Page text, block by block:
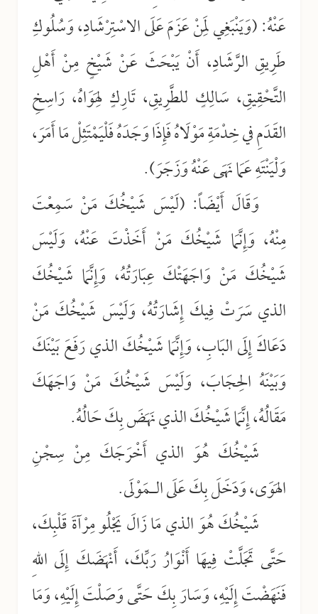
عَنْهُ: (وَيَنْبَغِي لِمَنْ عَزَمَ عَلَى الاسْتِرْشَادِ، وَسُلُوكِ
طَرِيقِ الرَّشَادِ، أَنْ يَبْحَثَ عَنْ شَيْخٍ مِنْ أَهْلِ
التَّحْقِيقِ، سَالِكٍ للطَّرِيقِ، تَارِكٍ لِهَوَاهُ، رَاسِخِ
القَدَمِ في خِدْمَةِ مَوْلَاهُ فَإِذَا وَجَدَهُ فَلْيَمْتَثِلْ مَا أَمَرَ،
وَلْيَنْتَهِ عَمَا نَهَى عَنْهُ وَزَجَرَ).
وَقَالَ أَيْضَاً: (لَيْسَ شَيْخُكَ مَنْ سَمِعْتَ
مِنْهُ، وَإِنَّمَا شَيْخُكَ مَنْ أَخَذْتَ عَنْهُ، وَلَيْسَ
شَيْخُكَ مَنْ وَاجَهَتْكَ عِبَارَتُهُ، وَإِنَّمَا شَيْخُكَ
الذي سَرَتْ فِيكَ إِشَارَتُهُ، وَلَيْسَ شَيْخُكَ مَنْ
دَعَاكَ إِلَى البَابِ، وَإِنَّمَا شَيْخُكَ الذي رَفَعَ بَيْنَكَ
وَبَيْنَهُ الحِجَابَ، وَلَيْسَ شَيْخُكَ مَنْ وَاجَهَكَ
مَقَالُهُ، إِنَّمَا شَيْخُكَ الذي نَهَضَ بِكَ حَالُهُ.
شَيْخُكَ هُوَ الذي أَخْرَجَكَ مِنْ سِجْنِ
الهَوَى، وَدَخَلَ بِكَ عَلَى الـمَوْلَى.
شَيْخُكَ هُوَ الذي مَا زَالَ يَجْلُو مِرْآةَ قَلْبِكَ،
حَتَّى تَجَلَّتْ فِيهَا أَنْوَارُ رَبِّكَ، أَنْهَضَكَ إِلَى اللهِ
فَنَهَضْتَ إِلَيْهِ، وَسَارَ بِكَ حَتَّى وَصَلْتَ إِلَيْهِ، وَمَا